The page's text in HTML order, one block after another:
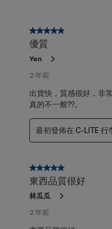
5星，共5星。
優質
Yen
2 年前
出貨快，質感很好，非
真的不一般??。
最初發佈在 C-LITE 行
5星，共5星。
東西品質很好
林瓜瓜
2 年前